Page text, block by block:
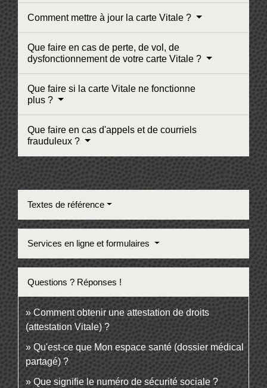
Comment mettre à jour la carte Vitale ?
Que faire en cas de perte, de vol, de
dysfonctionnement de votre carte Vitale ?
Que faire si la carte Vitale ne fonctionne
plus ?
Que faire en cas d'appels et de courriels
frauduleux ?
Textes de référence
Services en ligne et formulaires
Questions ? Réponses !
Comment obtenir une attestation de droits
(attestation Vitale) ?
Qu'est-ce que Mon espace santé (dossier médical
partagé) ?
Que signifie le numéro de sécurité sociale ?